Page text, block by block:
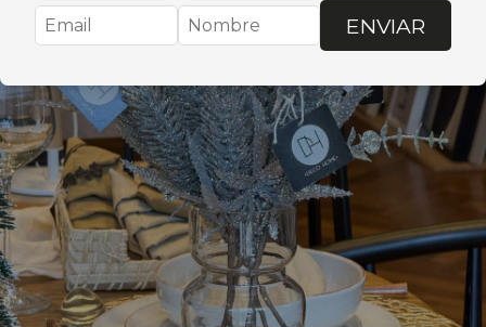
ENVIAR